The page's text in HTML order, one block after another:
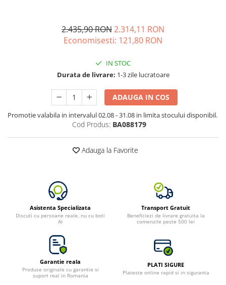
Toate generatoarele
Panouri Solare Pliabile
Cauta dupa marca
EcoFlow
Toate panourile portabile
Kituri solare pentru balcon
Frigidere Portabile
Incarcatoare solare
Incarcatoare solare MPPT
Incarcatoare solare PWM
2.435,90 RON2.314,11 RON
Economisesti: 121,80 RON
IN STOC
Durata de livrare: 1-3 zile lucratoare
ADAUGA IN COS
Promotie valabila in intervalul 02.08 - 31.08 in limita stocului disponibil.
Cod Produs: BA088179
Adauga la Favorite
Asistenta Specializata
Discuti cu persoane reale, nu cu boti
AI
Transport Gratuit
Beneficiezi de livrare gratuita la
comenzile peste 500 lei
Garantie reala
Produse originale cu garantie si
suport real in Romania
PLATI SIGURE
Plateste online rapid si in siguranta